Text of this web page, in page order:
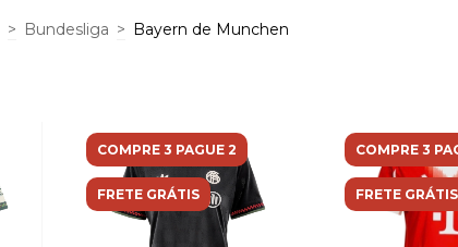
> Bundesliga > Bayern de Munchen
COMPRE 3 PAGUE 2
FRETE GRÁTIS
COMPRE 3
FRETE GRÁTIS